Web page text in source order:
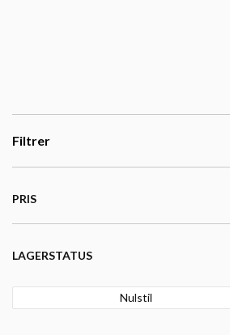
Filtrer
PRIS
LAGERSTATUS
Nulstil